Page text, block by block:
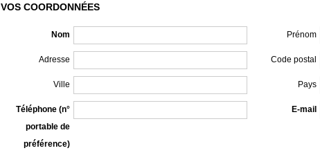
VOS COORDONNÉES
Nom Prénom
Adresse Code postal
Ville Pays
Téléphone (n°
portable de
préférence)
E-mail